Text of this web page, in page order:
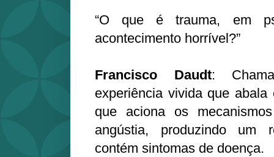
“O que é trauma, em
acontecimento horrível?”
Francisco Daudt:
experiência vivida que
que aciona os
angústia, produzindo um
contém sintomas de doença.